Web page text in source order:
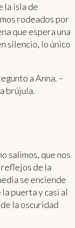
la isla de
rodeados por
que espera una
silencio, lo único
a Anna. –
brújula.
salimos, que nos
de la
se enciende
la puerta y casi al
la oscuridad